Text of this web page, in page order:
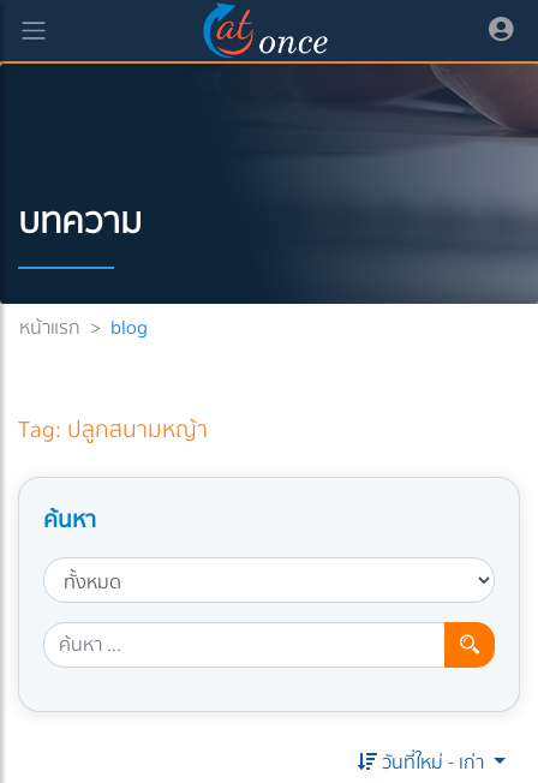
บทความ
หน้าแรก > blog
Tag: ปลูกสนามหญ้า
ค้นหา
วันที่ใหม่ - เก่า